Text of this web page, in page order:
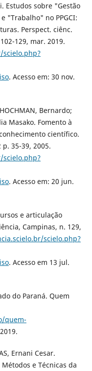
Estudos sobre "Gestão
"Trabalho" no PPGCI:
Perspect. ciênc.
129, mar. 2019.
. Acesso em: 30 nov.
Bernardo;
Masako. Fomento à
científico.
35-39, 2005.
. Acesso em: 20 jun.
e articulação
Campinas, n. 129,
scielo.php?
. Acesso em 13 jul.
do Paraná. Quem
quem-
Ernani Cesar.
e Técnicas da